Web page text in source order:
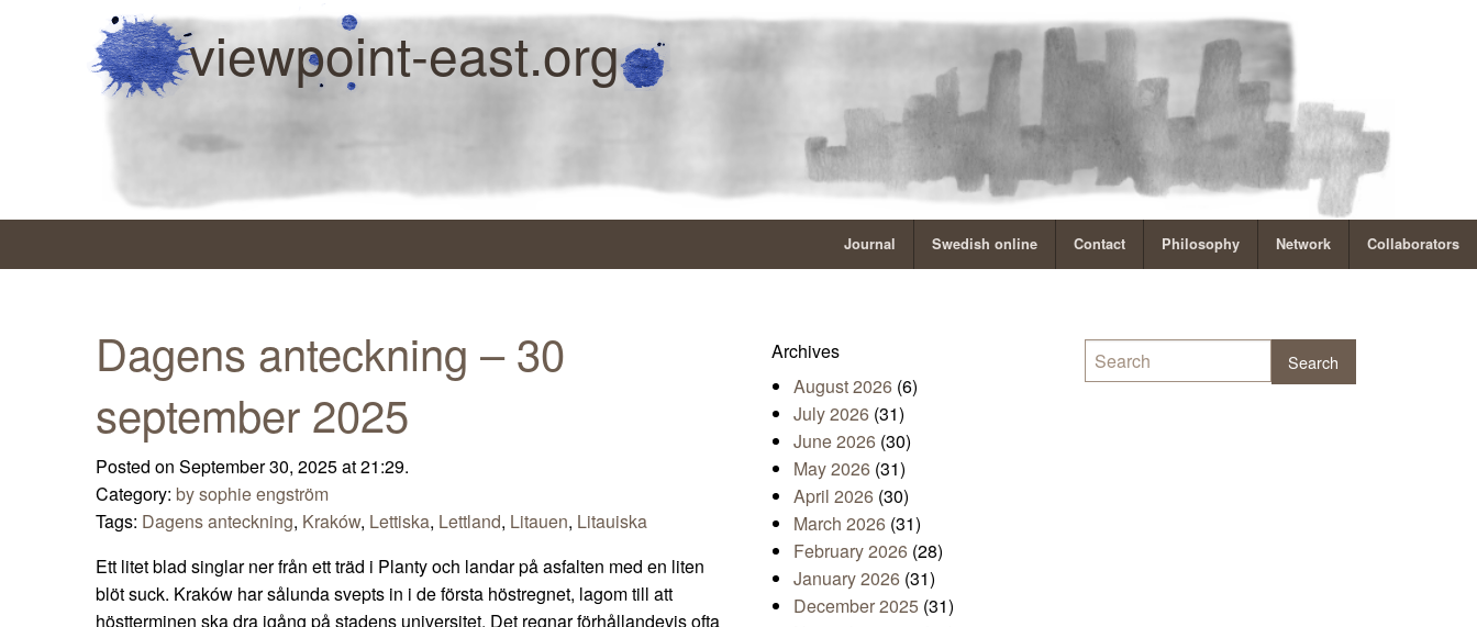
viewpoint-east.org
Journal Swedish online Contact Philosophy Network Collaborators
Dagens anteckning – 30
september 2025
Posted on September 30, 2025 at 21:29.
Category: by sophie engström
Tags: Dagens anteckning, Kraków, Lettiska, Lettland, Litauen, Litauiska
Ett litet blad singlar ner från ett träd i Planty och landar på asfalten med en liten
blöt suck. Kraków har sålunda svepts in i de första höstregnet, lagom till att
höstterminen ska dra igång på stadens universitet. Det regnar förhållandevis ofta
Archives
August 2026 (6)
July 2026 (31)
June 2026 (30)
May 2026 (31)
April 2026 (30)
March 2026 (31)
February 2026 (28)
January 2026 (31)
December 2025 (31)